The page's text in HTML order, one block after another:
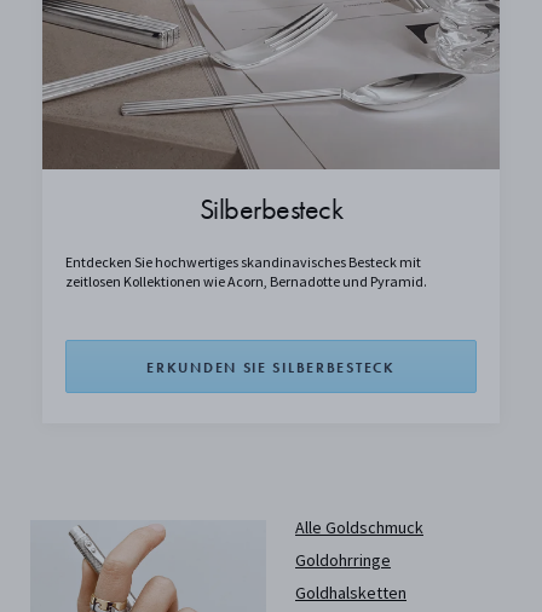
Silberbesteck
Entdecken Sie hochwertiges skandinavisches Besteck mit
zeitlosen Kollektionen wie Acorn, Bernadotte und Pyramid.
ERKUNDEN SIE SILBERBESTECK
Alle Goldschmuck
Goldohrringe
Goldhalsketten